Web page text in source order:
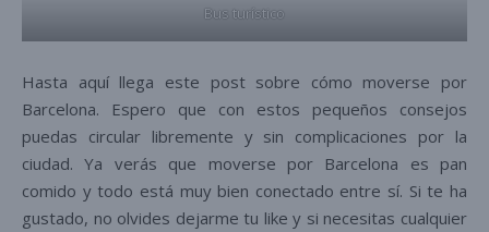
Bus turístico
Hasta aquí llega este post sobre cómo moverse por
Barcelona. Espero que con estos pequeños consejos
puedas circular libremente y sin complicaciones por la
ciudad. Ya verás que moverse por Barcelona es pan
comido y todo está muy bien conectado entre sí. Si te ha
gustado, no olvides dejarme tu like y si necesitas cualquier